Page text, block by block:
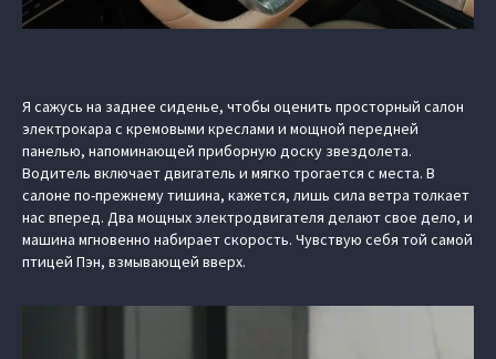
Я сажусь на заднее сиденье, чтобы оценить просторный салон
электрокара с кремовыми креслами и мощной передней
панелью, напоминающей приборную доску звездолета.
Водитель включает двигатель и мягко трогается с места. В
салоне по-прежнему тишина, кажется, лишь сила ветра толкает
нас вперед. Два мощных электродвигателя делают свое дело, и
машина мгновенно набирает скорость. Чувствую себя той самой
птицей Пэн, взмывающей вверх.